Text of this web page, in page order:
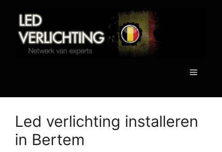
inhoud
Menu
Led verlichting installeren
in Bertem